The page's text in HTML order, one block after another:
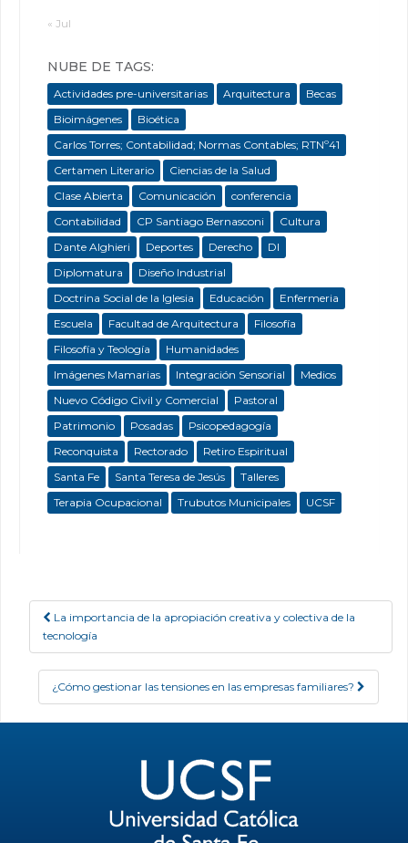
« Jul
NUBE DE TAGS:
Actividades pre-universitarias Arquitectura
Becas
Bioimágenes
Bioética
Carlos Torres; Contabilidad; Normas Contables; RTNº41
Certamen Literario
Ciencias de la Salud
Clase Abierta
Comunicación
conferencia
Contabilidad
CP Santiago Bernasconi
Cultura
Dante Alghieri
Deportes Derecho
DI
Diplomatura
Diseño Industrial
Doctrina Social de la Iglesia
Educación
Enfermeria
Escuela
Facultad de Arquitectura
Filosofía
Filosofía y Teología
Humanidades
Imágenes Mamarias
Integración Sensorial
Medios
Nuevo Código Civil y Comercial
Pastoral
Patrimonio
Posadas
Psicopedagogía
Reconquista
Rectorado
Retiro Espiritual
Santa Fe
Santa Teresa de Jesús
Talleres
Terapia Ocupacional
Trubutos Municipales UCSF
Post navigation
La importancia de la apropiación creativa y colectiva de la
tecnología
¿Cómo gestionar las tensiones en las empresas familiares?